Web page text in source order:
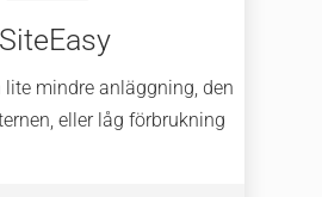
SiteEasy
lite mindre anläggning, den
eller låg förbrukning